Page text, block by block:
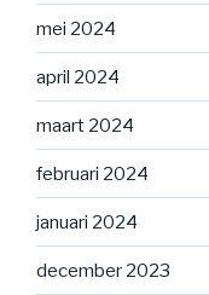
mei 2024
april 2024
maart 2024
februari 2024
januari 2024
december 2023